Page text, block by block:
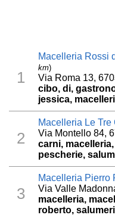
1
Macelleria Rossi
km)
Via Roma 13,
cibo, di,
jessica,
2
Macelleria Le Tre
Via Montello 84,
carni,
pescherie,
3
Macelleria Pierro
Via Valle
macelleria,
roberto,